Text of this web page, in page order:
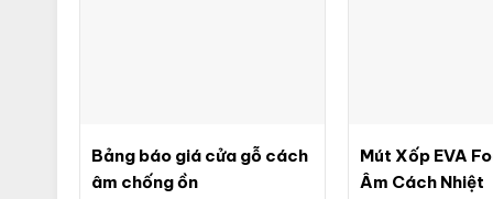
Bảng báo giá cửa gỗ cách
âm chống ồn
Mút Xốp EVA
Âm Cách Nhiệt